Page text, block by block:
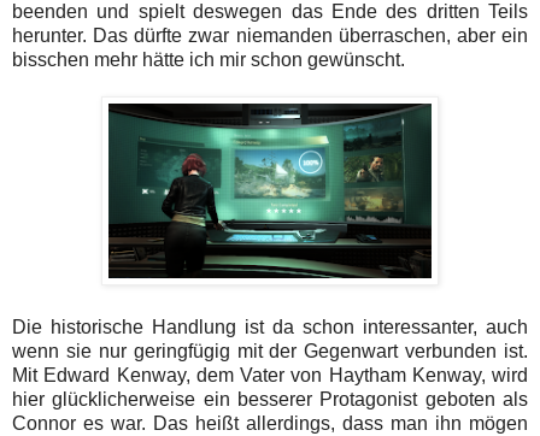
beenden und spielt deswegen das Ende des dritten Teils
herunter. Das dürfte zwar niemanden überraschen, aber ein
bisschen mehr hätte ich mir schon gewünscht.
Die historische Handlung ist da schon interessanter, auch
wenn sie nur geringfügig mit der Gegenwart verbunden ist.
Mit Edward Kenway, dem Vater von Haytham Kenway, wird
hier glücklicherweise ein besserer Protagonist geboten als
Connor es war. Das heißt allerdings, dass man ihn mögen